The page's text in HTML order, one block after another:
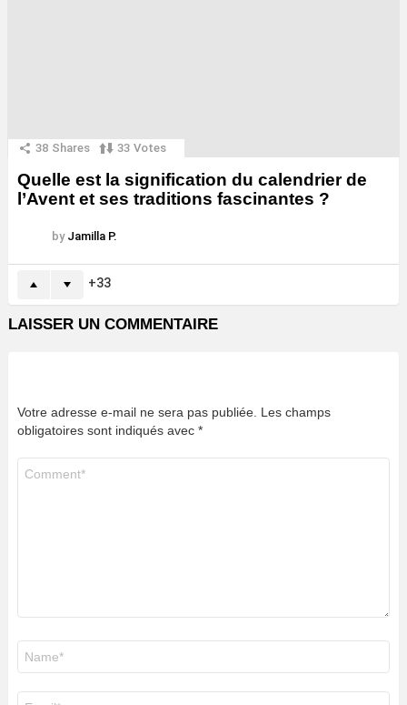
38 Shares 33 Votes
Quelle est la signification du calendrier de
l’Avent et ses traditions fascinantes ?
by Jamilla P.
33
LAISSER UN COMMENTAIRE
Votre adresse e-mail ne sera pas publiée. Les champs
obligatoires sont indiqués avec *